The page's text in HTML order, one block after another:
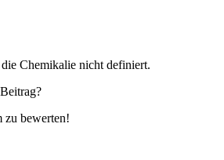
Chemikalie nicht definiert.
zu bewerten!